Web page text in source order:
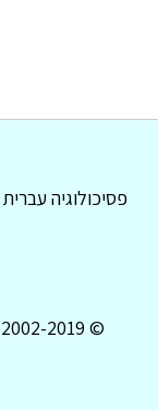
פסיכולוגיה עברית
© 2002-2019 כל הזכויות שמורות לפסיכולוגיה עברית